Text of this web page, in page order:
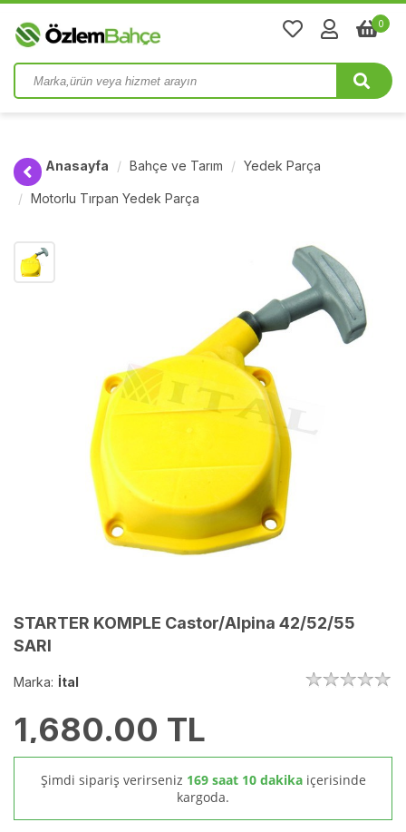
0
Anasayfa Bahçe ve Tarım Yedek Parça
Motorlu Tırpan Yedek Parça
STARTER KOMPLE Castor/Alpina 42/52/55
SARI
Marka: İtal
1,680.00 TL
Şimdi sipariş verirseniz 169 saat 10 dakika içerisinde
kargoda.